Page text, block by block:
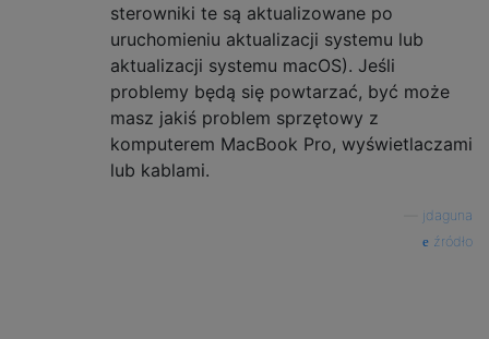
sterowniki te są aktualizowane po
uruchomieniu aktualizacji systemu lub
aktualizacji systemu macOS). Jeśli
problemy będą się powtarzać, być może
masz jakiś problem sprzętowy z
komputerem MacBook Pro, wyświetlaczami
lub kablami.
jdaguna
źródło